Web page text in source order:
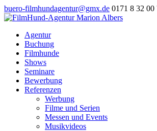
buero-filmhundagentur@gmx.de 0171 8 32 00
Agentur
Buchung
Filmhunde
Shows
Seminare
Bewerbung
Referenzen
Werbung
Filme und Serien
Messen und Events
Musikvideos